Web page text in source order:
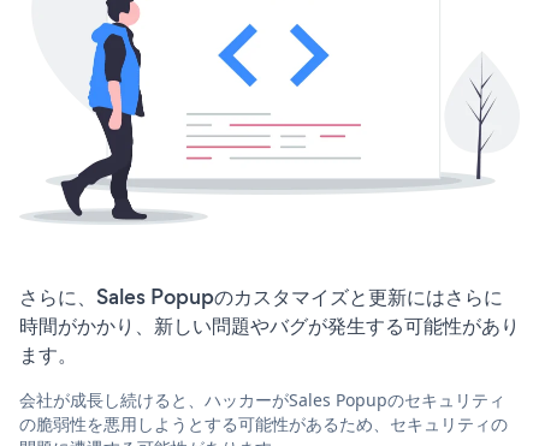
さらに、Sales Popupのカスタマイズと更新にはさらに
時間がかかり、新しい問題やバグが発生する可能性があり
ます。
会社が成長し続けると、ハッカーがSales Popupのセキュリティ
の脆弱性を悪用しようとする可能性があるため、セキュリティの